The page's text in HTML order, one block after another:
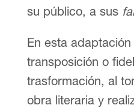
su público, a sus
En esta adaptación
transposición o
trasformación, al
obra literaria y